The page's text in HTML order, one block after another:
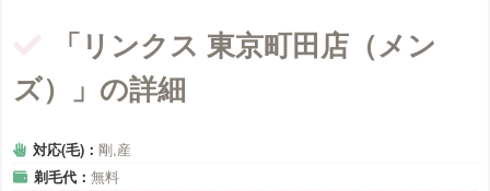
「リンクス 東京町田店（メン
ズ）」の詳細
対応(毛)：剛,産
剃毛代：無料